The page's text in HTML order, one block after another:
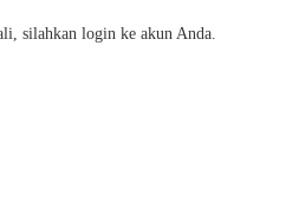
silahkan login ke akun Anda.